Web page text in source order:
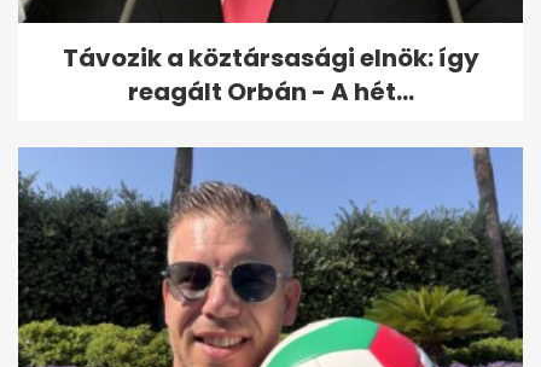
Távozik a köztársasági elnök: így
reagált Orbán - A hét...